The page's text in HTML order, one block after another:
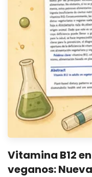
Vitamina B12
veganos: